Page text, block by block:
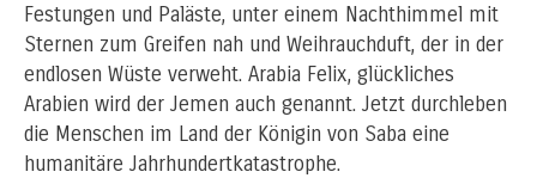
Festungen und Paläste, unter einem Nachthimmel mit
Sternen zum Greifen nah und Weihrauchduft, der in der
endlosen Wüste verweht. Arabia Felix, glückliches
Arabien wird der Jemen auch genannt. Jetzt durchleben
die Menschen im Land der Königin von Saba eine
humanitäre Jahrhundertkatastrophe.